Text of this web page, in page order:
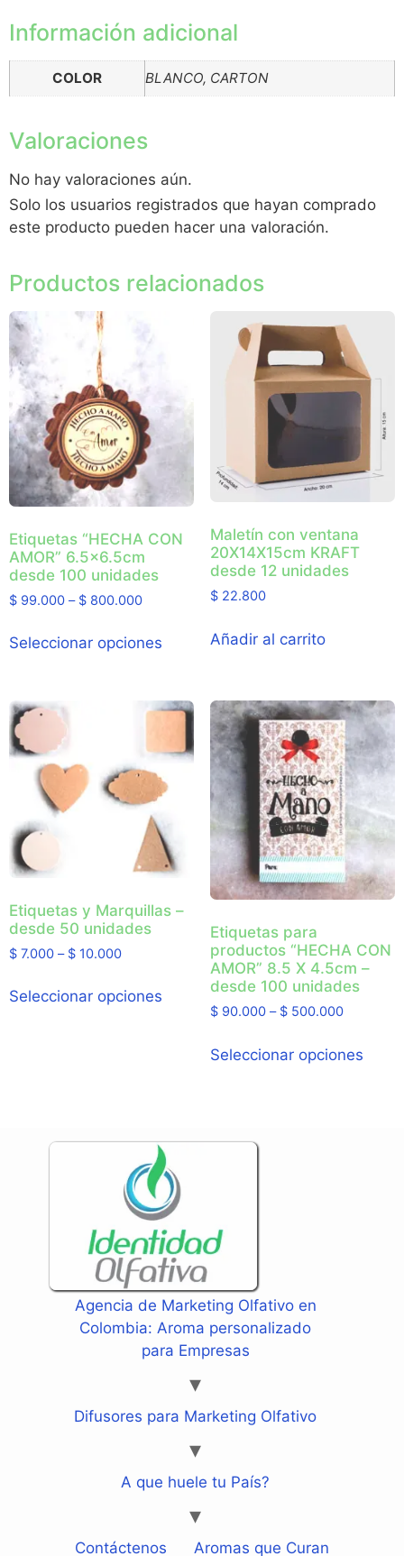
Información adicional
COLOR BLANCO, CARTON
Valoraciones
No hay valoraciones aún.
Solo los usuarios registrados que hayan comprado
este producto pueden hacer una valoración.
Productos relacionados
Etiquetas “HECHA CON
AMOR” 6.5×6.5cm
desde 100 unidades
$ 99.000 – $ 800.000
Seleccionar opciones
Maletín con ventana
20X14X15cm KRAFT
desde 12 unidades
$22.800
Añadir al carrito
Etiquetas y Marquillas –
desde 50 unidades
$ 7.000 – $ 10.000
Seleccionar opciones
Etiquetas para
productos “HECHA CON
AMOR” 8.5 X 4.5cm –
desde 100 unidades
$90.000– $500.000
Seleccionar opciones
Agencia de Marketing Olfativo en
Colombia: Aroma personalizado
para Empresas
Difusores para Marketing Olfativo
A que huele tu País?
Contáctenos Aromas que Curan